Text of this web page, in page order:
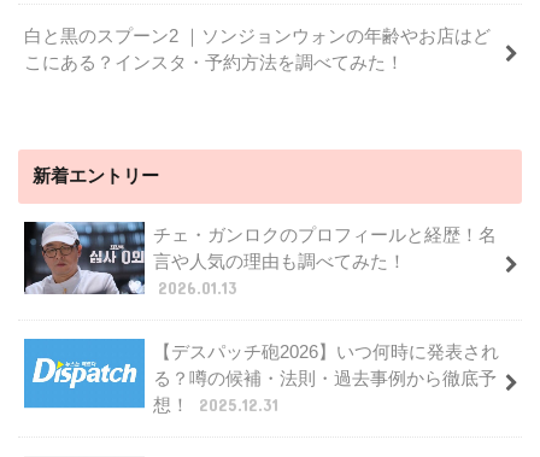
白と黒のスプーン2 ｜ソンジョンウォンの年齢やお店はど
こにある？インスタ・予約方法を調べてみた！
新着エントリー
チェ・ガンロクのプロフィールと経歴！名
言や人気の理由も調べてみた！
2026.01.13
【デスパッチ砲2026】いつ何時に発表され
る？噂の候補・法則・過去事例から徹底予
想！
2025.12.31